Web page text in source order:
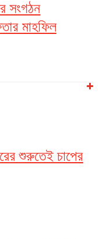
সংগঠন
মাহফিল
শুরুতেই চাপের